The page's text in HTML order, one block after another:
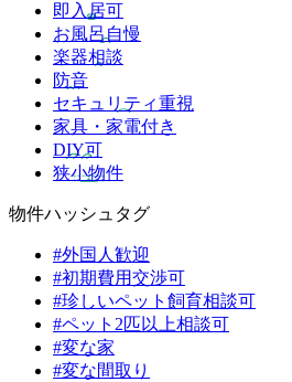
即入居可
お風呂自慢
楽器相談
防音
セキュリティ重視
家具・家電付き
DIY可
狭小物件
物件ハッシュタグ
#外国人歓迎
#初期費用交渉可
#珍しいペット飼育相談可
#ペット2匹以上相談可
#変な家
#変な間取り